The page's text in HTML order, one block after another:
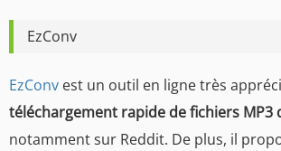
EzConv
EzConv est un outil en ligne très
téléchargement rapide de fichiers MP3
notamment sur Reddit. De plus, il